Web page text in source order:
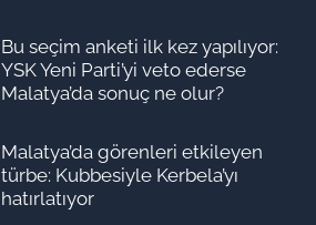
Bu seçim anketi ilk kez yapılıyor:
YSK Yeni Parti’yi veto ederse
Malatya’da sonuç ne olur?
Malatya’da görenleri etkileyen
türbe: Kubbesiyle Kerbela’yı
hatırlatıyor